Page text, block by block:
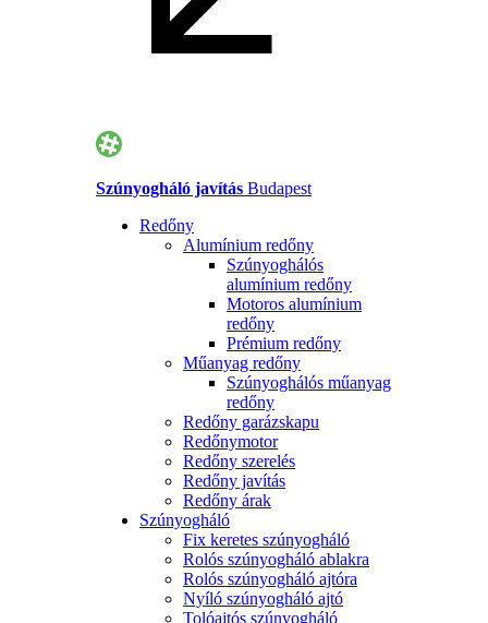
Szúnyogháló javítás Budapest
Redőny
Alumínium redőny
Szúnyoghálós
alumínium redőny
Motoros alumínium
redőny
Prémium redőny
Műanyag redőny
Szúnyoghálós műanyag
redőny
Redőny garázskapu
Redőnymotor
Redőny szerelés
Redőny javítás
Redőny árak
Szúnyogháló
Fix keretes szúnyogháló
Rolós szúnyogháló ablakra
Rolós szúnyogháló ajtóra
Nyíló szúnyogháló ajtó
Tolóajtós szúnyogháló